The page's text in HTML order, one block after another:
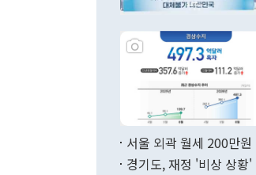
서울 외곽 월세 200만원
경기도, 재정 '비상 상황'